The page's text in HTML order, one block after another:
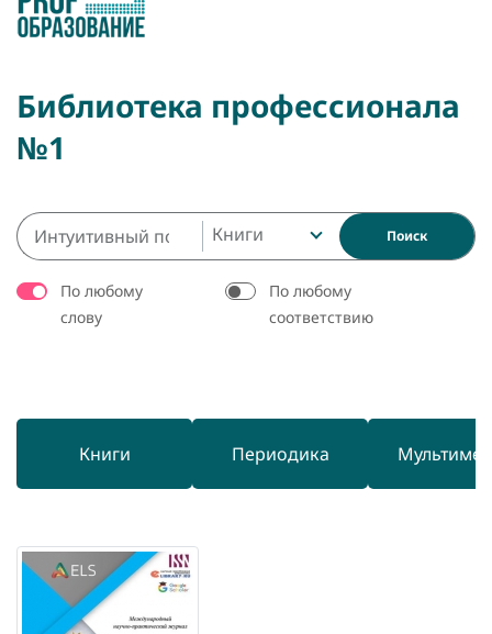
Библиотека профессионала
№1
Книги Поиск
По любому
слову
По любому
соответствию
Книги Периодика